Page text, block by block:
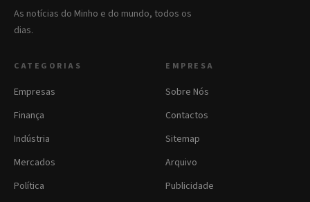
As notícias do Minho e do mundo, todos os
dias.
CATEGORIAS
Empresas
Finança
Indústria
Mercados
Política
EMPRESA
Sobre Nós
Contactos
Sitemap
Arquivo
Publicidade